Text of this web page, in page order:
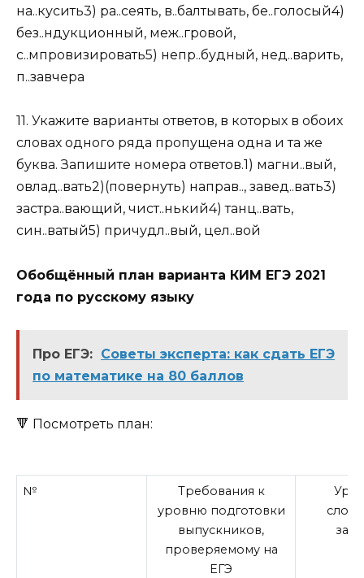
на..кусить3) ра..сеять, в..балтывать, бе..голосый4)
без..ндукционный, меж..гровой,
с..мпровизировать5) непр..будный, нед..варить,
п..завчера
11. Укажите варианты ответов, в которых в обоих
словах одного ряда пропущена одна и та же
буква. Запишите номера ответов.1) магни..вый,
овлад..вать2)(повернуть) направ.., завед..вать3)
застра..вающий, чист..нький4) танц..вать,
син..ватый5) причудл..вый, цел..вой
Обобщённый план варианта КИМ ЕГЭ 2021
года по русскому языку
Про ЕГЭ: Советы эксперта: как сдать ЕГЭ
по математике на 80 баллов
🔻 Посмотреть план:
№
Требования к
уровню подготовки
выпускников,
проверяемому на
ЕГЭ